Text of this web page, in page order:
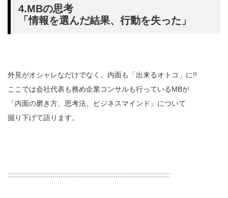
4.MBの思考
「情報を選んだ結果、行動を失った」
外見がオシャレなだけでなく、内面も「出来るオトコ」に!!
ここでは会社代表も務め企業コンサルも行っているMBが
「内面の磨き方、思考法、ビジネスマインド」について
掘り下げて語ります。
::::::::::::::::::::::::::::::::::::::::::::::::::::::::::::::::::::::::::::::::